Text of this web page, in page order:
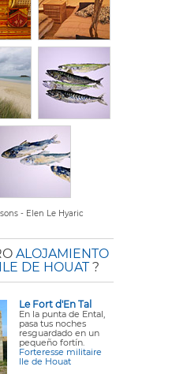
- Elen Le Hyaric
ALOJAMIENTO
DE HOUAT?
Le Fort d'En Tal
En la punta de Ental,
pasa tus noches
resguardado en un
pequeño fortín.
Forteresse militaire
Ile de Houat